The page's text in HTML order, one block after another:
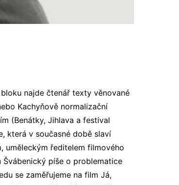
najde čtenář texty věnované
Kachyňově normalizační
(Benátky, Jihlava a festival
která v současné době slaví
uměleckým ředitelem filmového
Švábenický píše o problematice
se zaměřujeme na film Já,